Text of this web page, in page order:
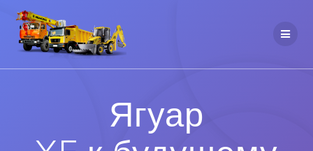
Ягуар